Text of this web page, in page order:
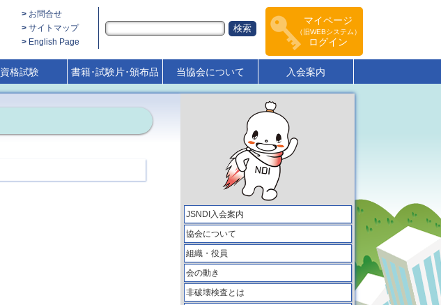
お問合せ
サイトマップ
English Page
マイページ
（旧WEBシステム）
ログイン
資格試験 書籍･試験片･頒布品 当協会について 入会案内
JSNDI入会案内
協会について
組織・役員
会の動き
非破壊検査とは